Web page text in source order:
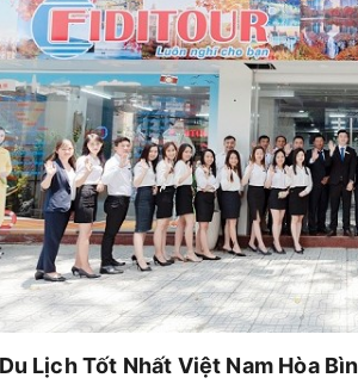
Lịch Tốt Nhất Việt Nam Hòa